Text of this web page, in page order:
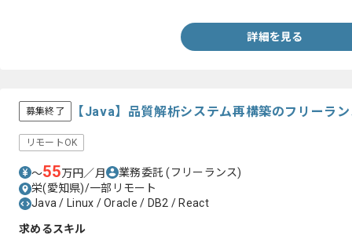
詳細を見る
募集終了 【Java】品質解析システム再構築のフリーラ
リモートOK
〜55万円／月 業務委託(フリーランス)
栄(愛知県)/一部リモート
Java / Linux / Oracle / DB2 / React
求めるスキル